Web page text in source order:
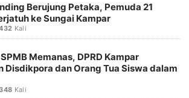
Berujung Petaka, Pemuda 21
ke Sungai Kampar
Kali
Memanas, DPRD Kampar
Disdikpora dan Orang Tua Siswa dalam
Kali